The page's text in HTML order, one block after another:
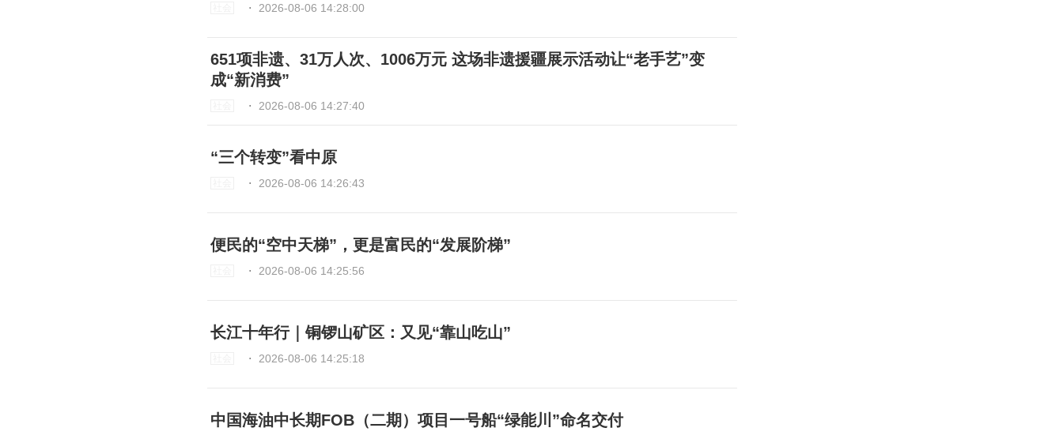
⋅ 2026-08-06 14:28:00
651项非遗、31万人次、1006万元 这场非遗援疆展示活动让“老手艺”变
成“新消费”
⋅ 2026-08-06 14:27:40
“三个转变”看中原
⋅ 2026-08-06 14:26:43
便民的“空中天梯”，更是富民的“发展阶梯”
⋅ 2026-08-06 14:25:56
长江十年行｜铜锣山矿区：又见“靠山吃山”
⋅ 2026-08-06 14:25:18
中国海油中长期FOB（二期）项目一号船“绿能川”命名交付